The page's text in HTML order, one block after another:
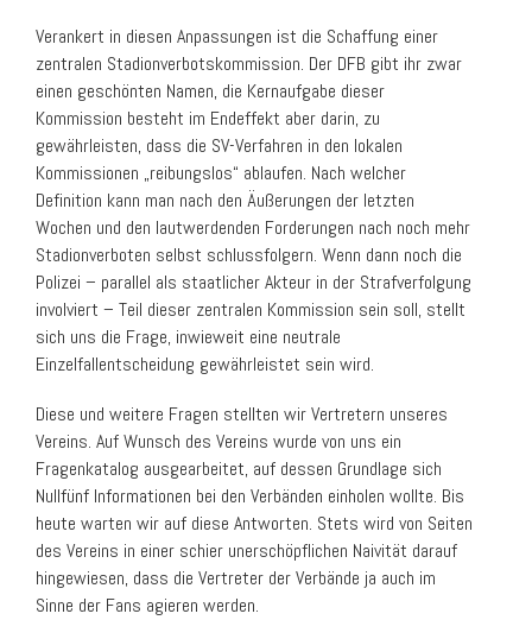
Verankert in diesen Anpassungen ist die Schaffung einer
zentralen Stadionverbotskommission. Der DFB gibt ihr zwar
einen geschönten Namen, die Kernaufgabe dieser
Kommission besteht im Endeffekt aber darin, zu
gewährleisten, dass die SV-Verfahren in den lokalen
Kommissionen „reibungslos“ ablaufen. Nach welcher
Definition kann man nach den Äußerungen der letzten
Wochen und den lautwerdenden Forderungen nach noch mehr
Stadionverboten selbst schlussfolgern. Wenn dann noch die
Polizei – parallel als staatlicher Akteur in der Strafverfolgung
involviert – Teil dieser zentralen Kommission sein soll, stellt
sich uns die Frage, inwieweit eine neutrale
Einzelfallentscheidung gewährleistet sein wird.
Diese und weitere Fragen stellten wir Vertretern unseres
Vereins. Auf Wunsch des Vereins wurde von uns ein
Fragenkatalog ausgearbeitet, auf dessen Grundlage sich
Nullfünf Informationen bei den Verbänden einholen wollte. Bis
heute warten wir auf diese Antworten. Stets wird von Seiten
des Vereins in einer schier unerschöpflichen Naivität darauf
hingewiesen, dass die Vertreter der Verbände ja auch im
Sinne der Fans agieren werden.